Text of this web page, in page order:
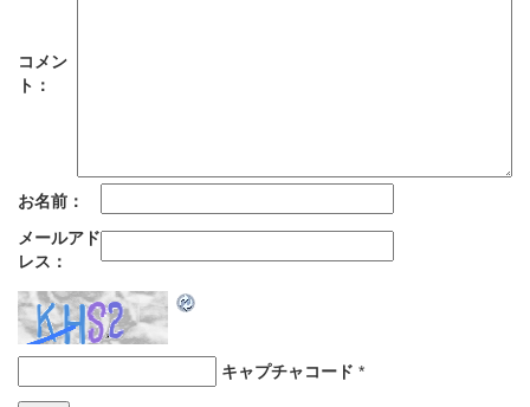
コメン
ト：
お名前：
メールアド
レス：
キャプチャコード *